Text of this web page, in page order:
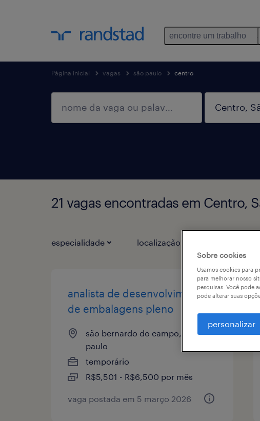
encontre um trabalho
Página inicial vagas são paulo centro
21 vagas encontradas em Centro,
especialidade localização
analista de desenvolvimento
de embalagens pleno
são bernardo do campo, são
paulo
temporário
R$5,501 - R$6,500 por mês
vaga postada em 5 março 2026
Sobre cookies
Usamos cookies para
para melhorar nosso
pesquisas. Você pode
pode alterar suas
personalizar